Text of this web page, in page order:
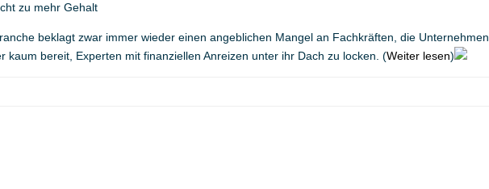
zu mehr Gehalt
beklagt zwar immer wieder einen angeblichen Mangel an Fachkräften, die Unternehmen
kaum bereit, Experten mit finanziellen Anreizen unter ihr Dach zu locken. (Weiter lesen)